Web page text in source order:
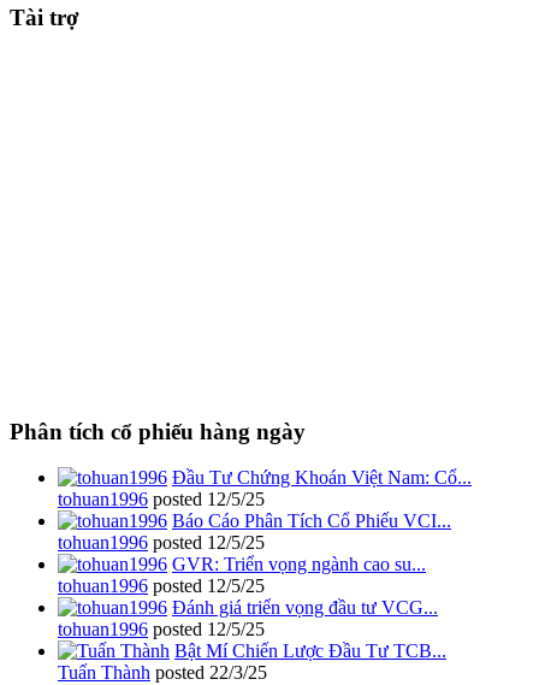
Tài trợ
Phân tích cổ phiếu hàng ngày
Đầu Tư Chứng Khoán Việt Nam: Cổ...
tohuan1996 posted 12/5/25
Báo Cáo Phân Tích Cổ Phiếu VCI...
tohuan1996 posted 12/5/25
GVR: Triển vọng ngành cao su...
tohuan1996 posted 12/5/25
Đánh giá triển vọng đầu tư VCG...
tohuan1996 posted 12/5/25
Bật Mí Chiến Lược Đầu Tư TCB...
Tuấn Thành posted 22/3/25